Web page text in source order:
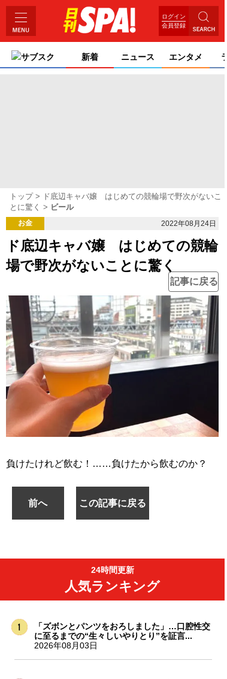
ログイン
会員登録
サブスク 新着 ニュース エンタメ
トップ
ド底辺キャバ嬢 はじめての競輪場で野次がないこ
とに驚く
ビール
お金 2022年08月24日
ド底辺キャバ嬢 はじめての競輪
場で野次がないことに驚く
記事に戻る
負けたけれど飲む！……負けたから飲むのか？
前へ この記事に戻る
24時間更新
人気ランキング
「ズボンとパンツをおろしました」…口腔性交
に至るまでの“生々しいやりとり”を証言...
2026年08月03日